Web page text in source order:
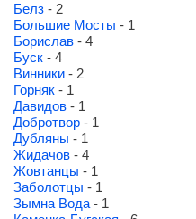
Белз - 2
Большие Мосты - 1
Борислав - 4
Буск - 4
Винники - 2
Горняк - 1
Давидов - 1
Добротвор - 1
Дубляны - 1
Жидачов - 4
Жовтанцы - 1
Заболотцы - 1
Зымна Вода - 1